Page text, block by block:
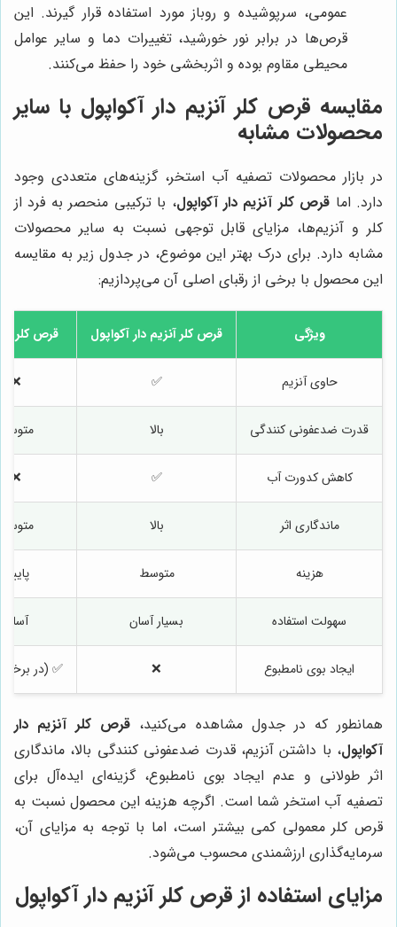
عمومی، سرپوشیده و روباز مورد استفاده قرار گیرند. این
قرص‌ها در برابر نور خورشید، تغییرات دما و سایر عوامل
محیطی مقاوم بوده و اثربخشی خود را حفظ می‌کنند.
مقایسه قرص کلر آنزیم دار آکواپول با سایر
محصولات مشابه
در بازار محصولات تصفیه آب استخر، گزینه‌های متعددی وجود
دارد. اما قرص کلر آنزیم دار آکواپول، با ترکیبی منحصر به فرد از
کلر و آنزیم‌ها، مزایای قابل توجهی نسبت به سایر محصولات
مشابه دارد. برای درک بهتر این موضوع، در جدول زیر به مقایسه
این محصول با برخی از رقبای اصلی آن می‌پردازیم:
ویژگی قرص کلر آنزیم دار آکواپول قرص کلر
حاوی آنزیم ✅
❌
قدرت ضدعفونی کنندگی بالا
کاهش کدورت آب ✅
❌
ماندگاری اثر بالا
هزینه متوسط پایین
سهولت استفاده بسیار آسان آسان
ایجاد بوی نامطبوع ❌ ✅ (در برخی
همانطور که در جدول مشاهده می‌کنید، قرص کلر آنزیم دار
آکواپول، با داشتن آنزیم، قدرت ضدعفونی کنندگی بالا، ماندگاری
اثر طولانی و عدم ایجاد بوی نامطبوع، گزینه‌ای ایده‌آل برای
تصفیه آب استخر شما است. اگرچه هزینه این محصول نسبت به
قرص کلر معمولی کمی بیشتر است، اما با توجه به مزایای آن،
سرمایه‌گذاری ارزشمندی محسوب می‌شود.
مزایای استفاده از قرص کلر آنزیم دار آکواپول